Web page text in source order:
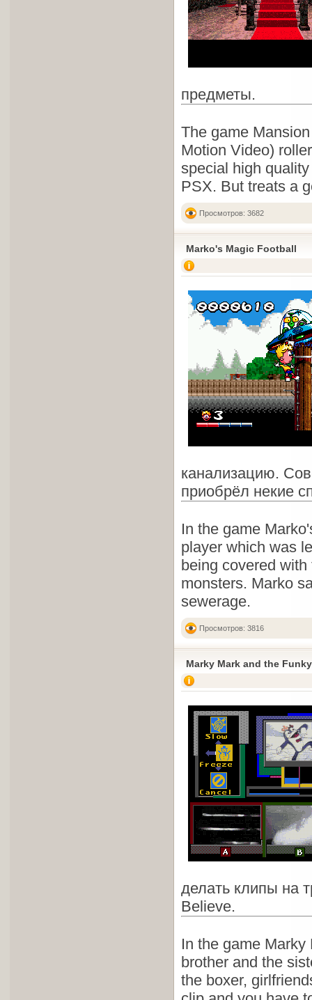
предметы.
The game
Motion Video)
special high
PSX. But treats a
Просмотров: 3682
Marko's Magic Football
канализацию.
приобрёл некие
In the game
player which was
being covered
monsters. Marko
sewerage.
Просмотров: 3816
Marky Mark and the
делать клипы на
Believe.
In the game
brother and the
the boxer,